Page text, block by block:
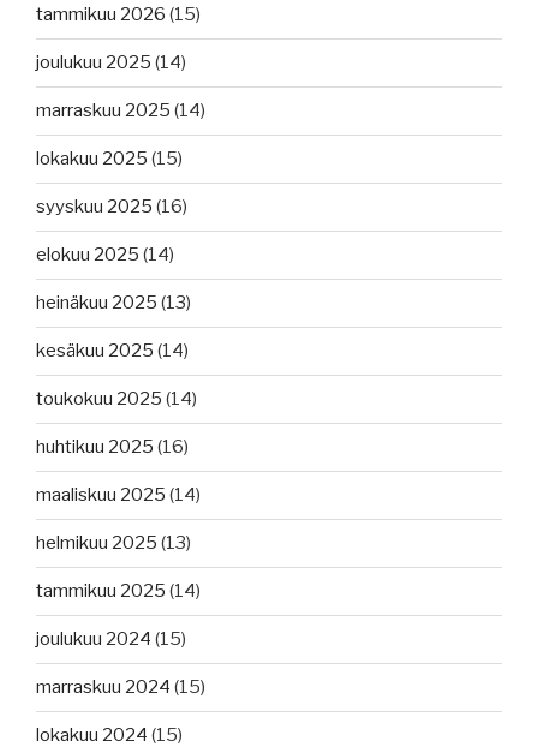
tammikuu 2026 (15)
joulukuu 2025 (14)
marraskuu 2025 (14)
lokakuu 2025 (15)
syyskuu 2025 (16)
elokuu 2025 (14)
heinäkuu 2025 (13)
kesäkuu 2025 (14)
toukokuu 2025 (14)
huhtikuu 2025 (16)
maaliskuu 2025 (14)
helmikuu 2025 (13)
tammikuu 2025 (14)
joulukuu 2024 (15)
marraskuu 2024 (15)
lokakuu 2024 (15)